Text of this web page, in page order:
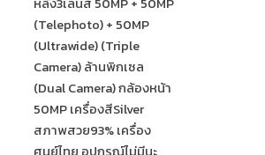
(Telephoto) + 50MP
(Ultrawide) (Triple
Camera) ล้านพิกเซล
(Dual Camera) กล้องหน้า
50MP เครื่องสีSilver
สภาพสวย93% เครื่อง